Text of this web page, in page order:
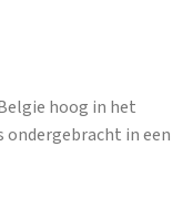
hoog in het
ondergebracht in een